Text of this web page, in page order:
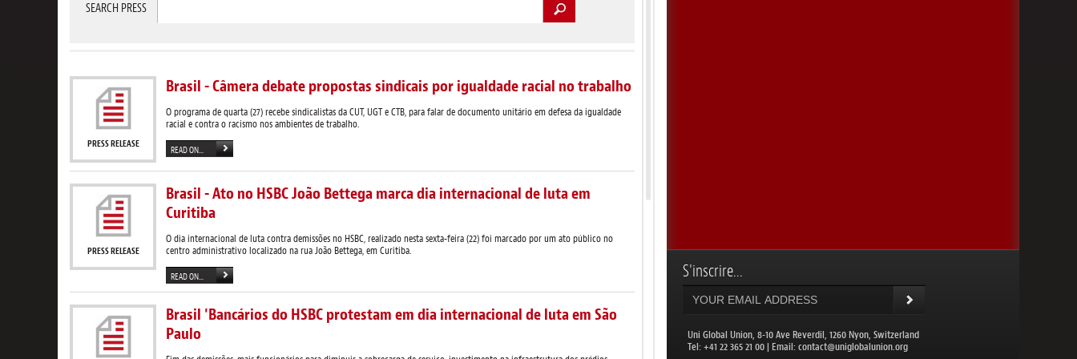
SEARCH PRESS
PRESS RELEASE
Brasil - Câmera debate propostas sindicais por igualdade racial no trabalho
O programa de quarta (27) recebe sindicalistas da CUT, UGT e CTB, para falar de documento unitário em defesa da igualdade
racial e contra o racismo nos ambientes de trabalho.
READ ON...
PRESS RELEASE
Brasil - Ato no HSBC João Bettega marca dia internacional de luta em
Curitiba
O dia internacional de luta contra demissões no HSBC, realizado nesta sexta-feira (22) foi marcado por um ato público no
centro administrativo localizado na rua João Bettega, em Curitiba.
READ ON...
Brasil 'Bancários do HSBC protestam em dia internacional de luta em São
Paulo
S'inscrire...
Uni Global Union, 8-10 Ave Reverdil, 1260 Nyon, Switzerland
​Tel: +41 22 365 21 00 | Email:contact@uniglobalunion.org